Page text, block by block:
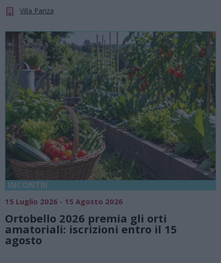
Villa Panza
INCONTRI
15 Luglio 2026 - 15 Agosto 2026
Ortobello 2026 premia gli orti
amatoriali: iscrizioni entro il 15
agosto